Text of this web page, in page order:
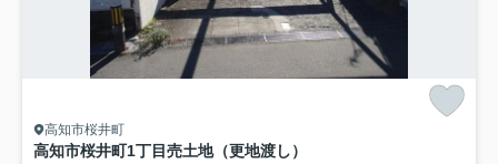
高知市桜井町
高知市桜井町1丁目売土地（更地渡し）